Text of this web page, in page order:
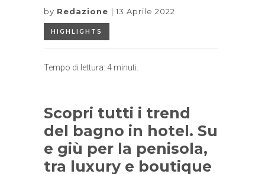
by Redazione 13 Aprile 2022
HIGHLIGHTS
Tempo di lettura: 4 minuti.
Scopri tutti i trend
del bagno in hotel. Su
e giù per la penisola,
tra luxury e boutique